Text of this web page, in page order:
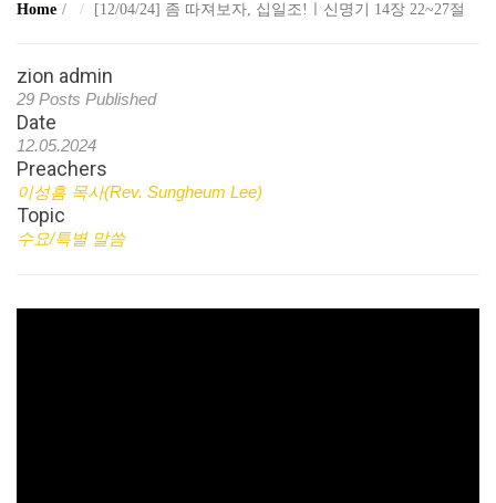
Home [12/04/24] 좀 따져보자, 십일조!ㅣ신명기 14장 22~27절
zion admin
29 Posts Published
Date
12.05.2024
Preachers
이성흠 목사(Rev. Sungheum Lee)
Topic
수요/특별 말씀